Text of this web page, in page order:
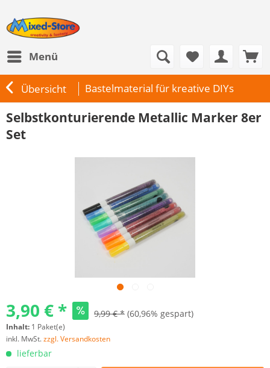
Menü
Übersicht Bastelmaterial für kreative DIYs
Selbstkonturierende Metallic Marker 8er
Set
3,90 € * 9,99 € * (60,96% gespart)
Inhalt: 1 Paket(e)
inkl. MwSt.zzgl. Versandkosten
lieferbar